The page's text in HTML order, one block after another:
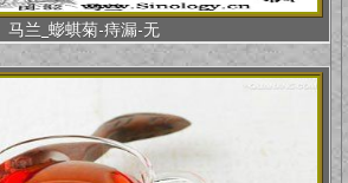
马兰_蟛蜞菊-痔漏-无